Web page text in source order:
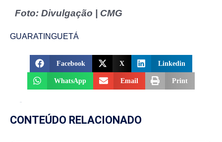
Foto: Divulgação | CMG
GUARATINGUETÁ
Facebook X Linkedin
WhatsApp Email Print
CONTEÚDO RELACIONADO